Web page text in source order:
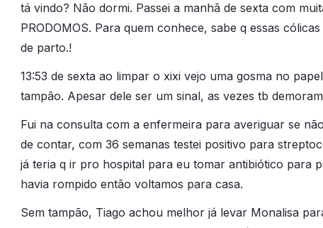
tá vindo? Não dormi. Passei a manhã de sexta com
PRODOMOS. Para quem conhece, sabe q essas
de parto.!
13:53 de sexta ao limpar o xixi vejo uma gosma no
tampão. Apesar dele ser um sinal, as vezes tb
Fui na consulta com a enfermeira para averiguar se
de contar, com 36 semanas testei positivo para
já teria q ir pro hospital para eu tomar antibiótico para
havia rompido então voltamos para casa.
Sem tampão, Tiago achou melhor já levar Monalisa